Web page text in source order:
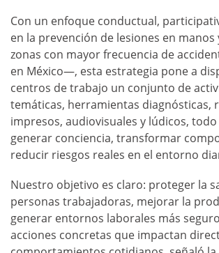
Con un enfoque conductual,
en la prevención de lesiones en
zonas con mayor frecuencia de
en México—, esta estrategia pone a
centros de trabajo un conjunto de
temáticas, herramientas diagnósticas,
impresos, audiovisuales y lúdicos,
generar conciencia, transformar
reducir riesgos reales en el entorno
Nuestro objetivo es claro: proteger la
personas trabajadoras, mejorar la
generar entornos laborales más
acciones concretas que impactan